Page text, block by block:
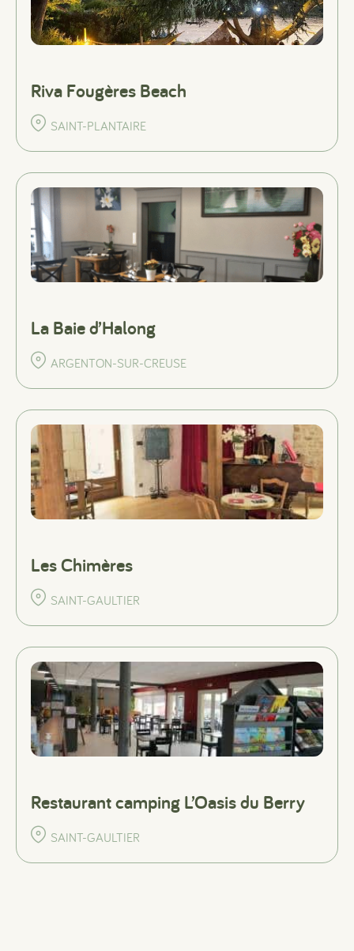
Riva Fougères Beach
SAINT-PLANTAIRE
La Baie d’Halong
ARGENTON-SUR-CREUSE
Les Chimères
SAINT-GAULTIER
Restaurant camping L’Oasis du Berry
SAINT-GAULTIER